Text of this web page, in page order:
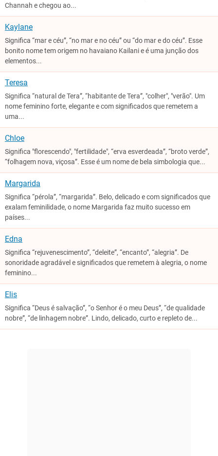
Channah e chegou ao...
Kaylane
Significa “mar e céu”, “no mar e no céu” ou “do mar e do céu”. Esse
bonito nome tem origem no havaiano Kailani e é uma junção dos
elementos...
Teresa
Significa “natural de Tera”, “habitante de Tera”, "colher", "verão". Um
nome feminino forte, elegante e com significados que remetem a
uma...
Chloe
Significa "florescendo", "fertilidade", “erva esverdeada”, “broto verde”,
“folhagem nova, viçosa”. Esse é um nome de bela simbologia que...
Margarida
Significa “pérola”, “margarida”. Belo, delicado e com significados que
exalam feminilidade, o nome Margarida faz muito sucesso em
países...
Edna
Significa “rejuvenescimento”, “deleite”, “encanto”, “alegria”. De
sonoridade agradável e significados que remetem à alegria, o nome
feminino...
Elis
Significa “Deus é salvação”, “o Senhor é o meu Deus”, “de qualidade
nobre”, “de linhagem nobre”. Lindo, delicado, curto e repleto de...